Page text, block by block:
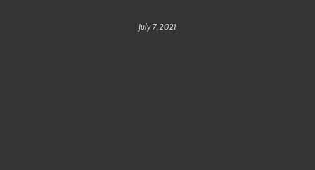
July 7, 2021